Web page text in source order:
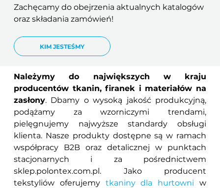
Zachęcamy do obejrzenia aktualnych katalogów
oraz składania zamówień!
KIM JESTEŚMY
Należymy do największych w kraju
producentów tkanin, firanek i materiałów na
zasłony. Dbamy o wysoką jakość produkcyjną,
podążamy za wzorniczymi trendami,
pielęgnujemy najwyższe standardy obsługi
klienta. Nasze produkty dostępne są w ramach
współpracy B2B oraz detalicznej w punktach
stacjonarnych i za pośrednictwem
sklep.polontex.com.pl. Jako producent
tekstyliów oferujemy tkaniny dla hurtowni w